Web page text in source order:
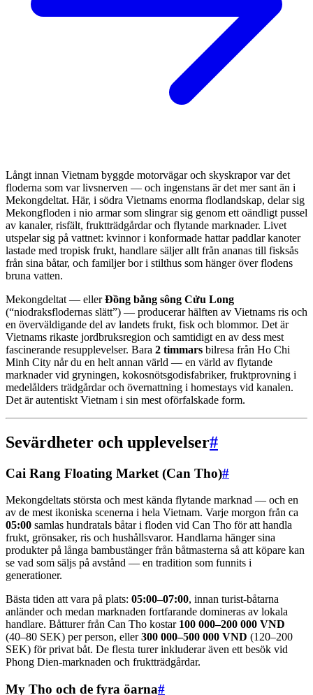
Långt innan Vietnam byggde motorvägar och skyskrapor var det
floderna som var livsnerven — och ingenstans är det mer sant än i
Mekongdeltat. Här, i södra Vietnams enorma flodlandskap, delar sig
Mekongfloden i nio armar som slingrar sig genom ett oändligt pussel
av kanaler, risfält, fruktträdgårdar och flytande marknader. Livet
utspelar sig på vattnet: kvinnor i konformade hattar paddlar kanoter
lastade med tropisk frukt, handlare säljer allt från ananas till fisksås
från sina båtar, och familjer bor i stilthus som hänger över flodens
bruna vatten.
Mekongdeltat — ellerĐồng bằng sông Cửu Long
(“niodraksflodernas slätt”) — producerar hälften av Vietnams ris och
en överväldigande del av landets frukt, fisk och blommor. Det är
Vietnams rikaste jordbruksregion och samtidigt en av dess mest
fascinerande resupplevelser. Bara 2 timmars bilresa från Ho Chi
Minh City når du en helt annan värld — en värld av flytande
marknader vid gryningen, kokosnötsgodisfabriker, fruktprovning i
medelålders trädgårdar och övernattning i homestays vid kanalen.
Det är autentiskt Vietnam i sin mest oförfalskade form.
Sevärdheter och upplevelser#
Cai Rang Floating Market (Can Tho)#
Mekongdeltats största och mest kända flytande marknad — och en
av de mest ikoniska scenerna i hela Vietnam. Varje morgon från ca
05:00 samlas hundratals båtar i floden vid Can Tho för att handla
frukt, grönsaker, ris och hushållsvaror. Handlarna hänger sina
produkter på långa bambustänger från båtmasterna så att köpare kan
se vad som säljs på avstånd — en tradition som funnits i
generationer.
Bästa tiden att vara på plats: 05:00–07:00, innan turist-båtarna
anländer och medan marknaden fortfarande domineras av lokala
handlare. Båtturer från Can Tho kostar 100 000–200 000 VND
(40–80 SEK) per person, eller300 000–500 000 VND (120–200
SEK) för privat båt. De flesta turer inkluderar även ett besök vid
Phong Dien-marknaden och fruktträdgårdar.
My Tho och de fyra öarna#